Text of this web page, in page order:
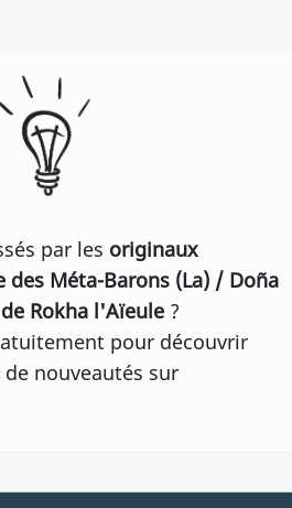
par les originaux
des Méta-Barons (La) / Doña
Rokha l'Aïeule ?
pour découvrir
nouveautés sur